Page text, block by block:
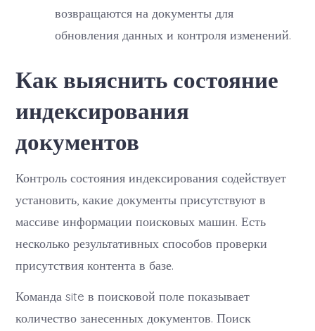
возвращаются на документы для
обновления данных и контроля изменений.
Как выяснить состояние
индексирования
документов
Контроль состояния индексирования содействует
установить, какие документы присутствуют в
массиве информации поисковых машин. Есть
несколько результативных способов проверки
присутствия контента в базе.
Команда site в поисковой поле показывает
количество занесенных документов. Поиск